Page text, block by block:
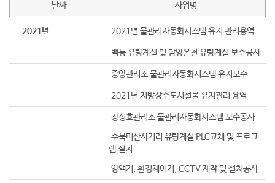
날짜 사업명
2021년 2021년 물관리자동화시스템 유지 관리용역
백동 유량계실 및 담양온천 유량계실 보수공사
중앙관리소 물관리자동화시스템 유지보수
2021년 지방상수도시설물 유지관리 용역
장성호관리소 물관리자동화시스템 보수공사
수북미산사거리 유량계실 PLC교체 및 프로그
램 설치
양액기, 환경제어기, CCTV 제작 및 설치공사